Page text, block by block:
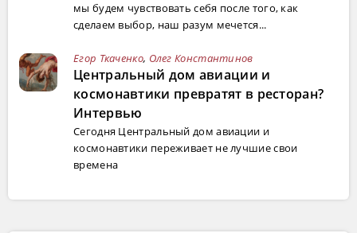
мы будем чувствовать себя после того, как
сделаем выбор, наш разум мечется...
Егор Ткаченко, Олег Константинов
Центральный дом авиации и
космонавтики превратят в ресторан?
Интервью
Сегодня Центральный дом авиации и
космонавтики переживает не лучшие свои
времена